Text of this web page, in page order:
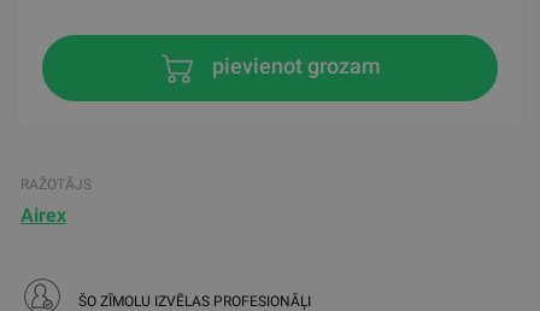
pievienot grozam
RAŽOTĀJS
Airex
ŠO ZĪMOLU IZVĒLAS PROFESIONĀĻI